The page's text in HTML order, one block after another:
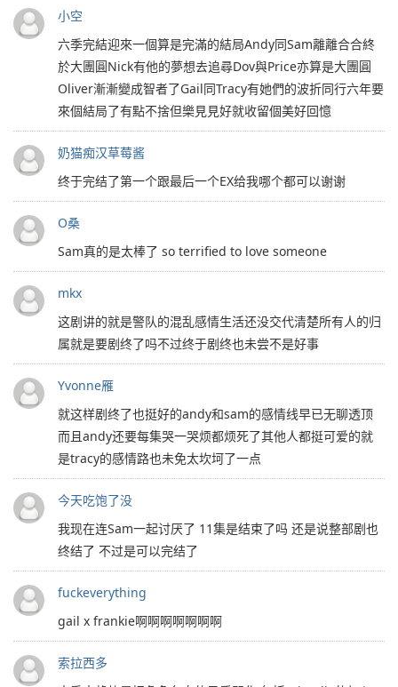
小空
六季完結迎來一個算是完滿的結局Andy同Sam離離合合終
於大團圓Nick有他的夢想去追尋Dov與Price亦算是大團圓
Oliver漸漸變成智者了Gail同Tracy有她們的波折同行六年要
來個結局了有點不捨但樂見見好就收留個美好回憶
奶猫痴汉草莓酱
终于完结了第一个跟最后一个EX给我哪个都可以谢谢
O桑
Sam真的是太棒了 so terrified to love someone
mkx
这剧讲的就是警队的混乱感情生活还没交代清楚所有人的归
属就是要剧终了吗不过终于剧终也未尝不是好事
Yvonne雁
就这样剧终了也挺好的andy和sam的感情线早已无聊透顶
而且andy还要每集哭一哭烦都烦死了其他人都挺可爱的就
是tracy的感情路也未免太坎坷了一点
今天吃饱了没
我现在连Sam一起讨厌了 11集是结束了吗 还是说整部剧也
终结了 不过是可以完结了
fuckeverything
gail x frankie啊啊啊啊啊啊啊
索拉西多